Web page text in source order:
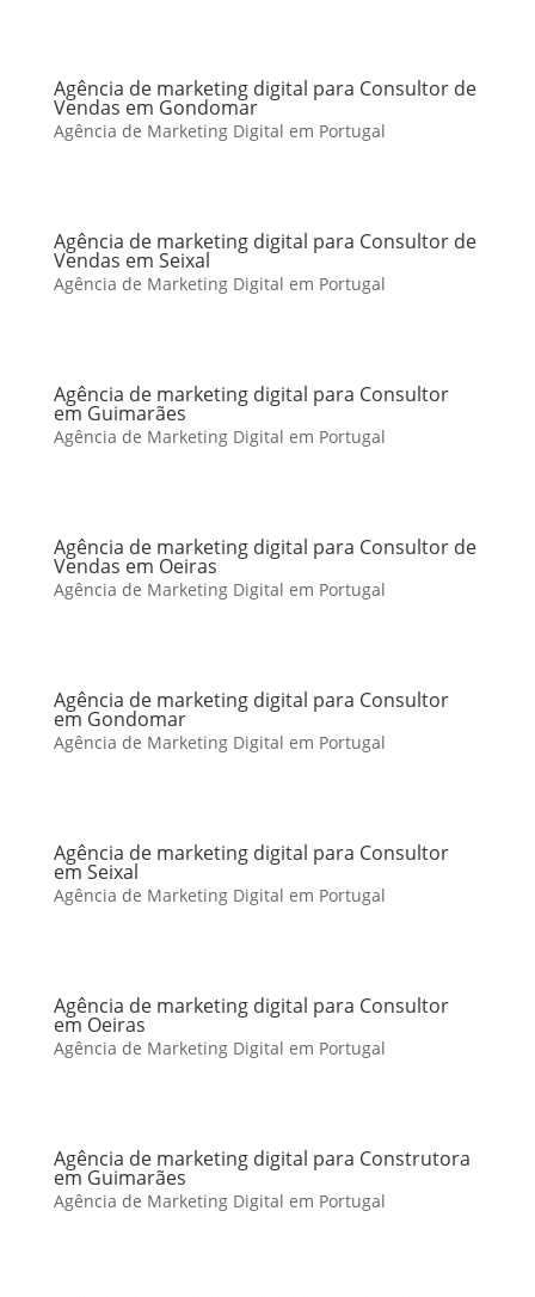
Agência de marketing digital para Consultor de
Vendas em Gondomar
Agência de Marketing Digital em Portugal
Agência de marketing digital para Consultor de
Vendas em Seixal
Agência de Marketing Digital em Portugal
Agência de marketing digital para Consultor
em Guimarães
Agência de Marketing Digital em Portugal
Agência de marketing digital para Consultor de
Vendas em Oeiras
Agência de Marketing Digital em Portugal
Agência de marketing digital para Consultor
em Gondomar
Agência de Marketing Digital em Portugal
Agência de marketing digital para Consultor
em Seixal
Agência de Marketing Digital em Portugal
Agência de marketing digital para Consultor
em Oeiras
Agência de Marketing Digital em Portugal
Agência de marketing digital para Construtora
em Guimarães
Agência de Marketing Digital em Portugal